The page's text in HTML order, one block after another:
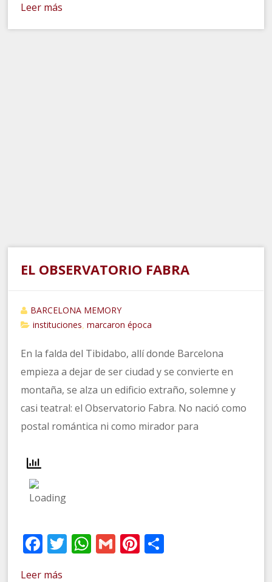
Leer más
EL OBSERVATORIO FABRA
BARCELONA MEMORY
instituciones
,marcaron época
En la falda del Tibidabo, allí donde Barcelona
empieza a dejar de ser ciudad y se convierte en
montaña, se alza un edificio extraño, solemne y
casi teatral: el Observatorio Fabra. No nació como
postal romántica ni como mirador para
Facebook
Twitter
WhatsApp
GmailPinterest
Leer más